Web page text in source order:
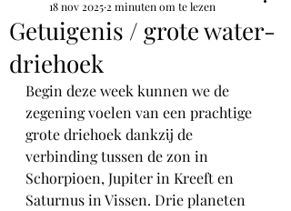
Getuigenis / grote water-
driehoek
18 nov 2025 2 minuten om te lezen
Begin deze week kunnen we de
zegening voelen van een prachtige
grote driehoek dankzij de
verbinding tussen de zon in
Schorpioen, Jupiter in Kreeft en
Saturnus in Vissen. Drie planeten